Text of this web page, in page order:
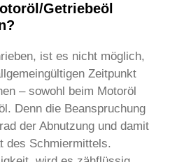
Getriebeöl
ist es nicht möglich,
Zeitpunkt
– sowohl beim Motoröl
Denn die Beanspruchung
der Abnutzung und damit
des Schmiermittels.